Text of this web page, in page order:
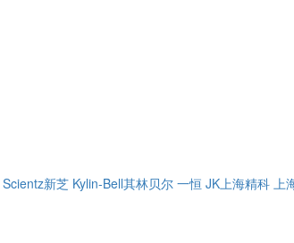
Scientz新芝 Kylin-Bell其林贝尔 一恒 JK上海精科 上